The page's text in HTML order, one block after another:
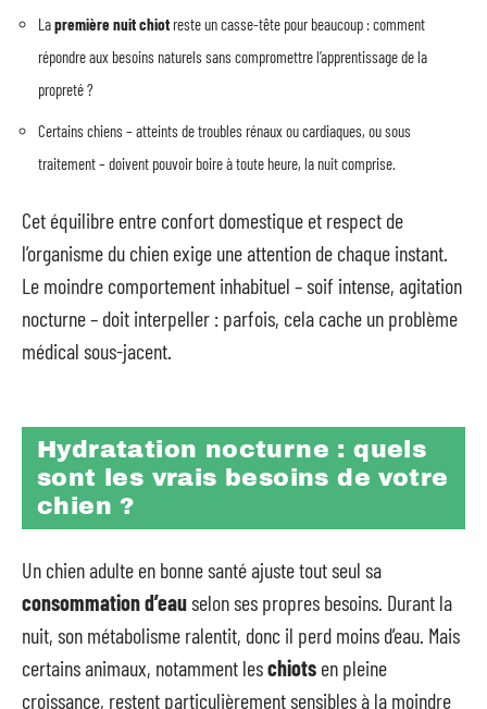
Lapremière nuit chiot reste un casse-tête pour beaucoup : comment
répondre aux besoins naturels sans compromettre l’apprentissage de la
propreté ?
Certains chiens – atteints de troubles rénaux ou cardiaques, ou sous
traitement – doivent pouvoir boire à toute heure, la nuit comprise.
Cet équilibre entre confort domestique et respect de
l’organisme du chien exige une attention de chaque instant.
Le moindre comportement inhabituel – soif intense, agitation
nocturne – doit interpeller : parfois, cela cache un problème
médical sous-jacent.
Hydratation nocturne : quels
sont les vrais besoins de votre
chien ?
Un chien adulte en bonne santé ajuste tout seul sa
consommation d’eauselon ses propres besoins. Durant la
nuit, son métabolisme ralentit, donc il perd moins d’eau. Mais
certains animaux, notamment leschiots en pleine
croissance, restent particulièrement sensibles à la moindre